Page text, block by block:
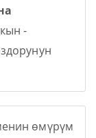
-
өмүрүм